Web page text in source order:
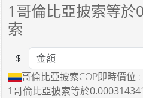
1哥倫比亞披索等於
索
Amount
$
哥倫比亞披索COP即時價位 :
1哥倫比亞披索等於